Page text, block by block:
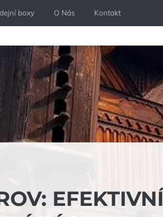
boxy O Nás Kontakt
EFEKTIVNÍ